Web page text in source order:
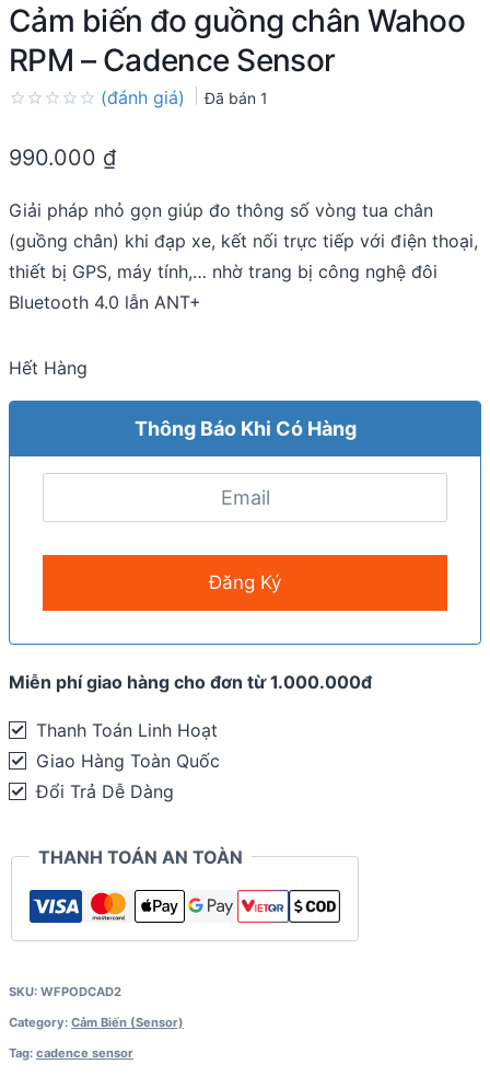
Cảm biến đo guồng chân Wahoo
RPM – Cadence Sensor
out
(đánh giá) Đã bán 1
990.000 ₫
Giải pháp nhỏ gọn giúp đo thông số vòng tua chân
(guồng chân) khi đạp xe, kết nối trực tiếp với điện thoại,
thiết bị GPS, máy tính,… nhờ trang bị công nghệ đôi
Bluetooth 4.0 lẫn ANT+
Hết Hàng
Thông Báo Khi Có Hàng
Miễn phí giao hàng cho đơn từ 1.000.000đ
Thanh Toán Linh Hoạt
Giao Hàng Toàn Quốc
Đổi Trả Dễ Dàng
THANH TOÁN AN TOÀN
SKU: WFPODCAD2
Category: Cảm Biến (Sensor)
Tag: cadence sensor